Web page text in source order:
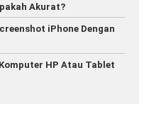
Akurat?
iPhone Dengan
HP Atau Tablet